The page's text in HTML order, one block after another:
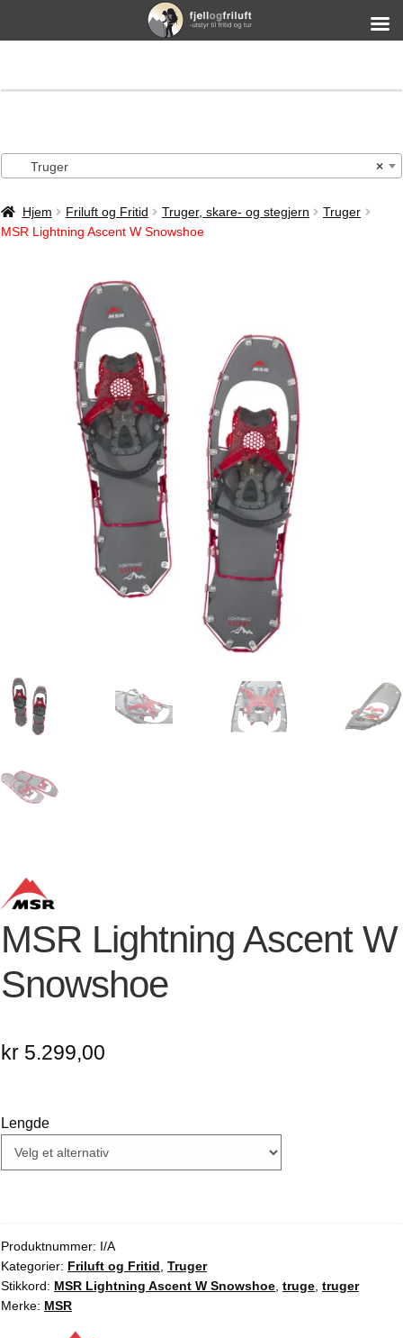
×
Truger
Hjem Friluft og Fritid Truger, skare- og stegjern
Truger
MSR Lightning Ascent W Snowshoe
MSR Lightning Ascent W
Snowshoe
kr 5.299,00
Lengde
Produktnummer: I/A
Kategorier: Friluft og Fritid, Truger
Stikkord: MSR Lightning Ascent W Snowshoe, truge, truger
Merke: MSR